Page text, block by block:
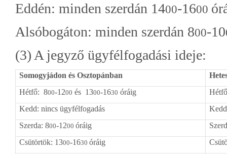
Eddén: minden szerdán 1400-1600
Alsóbogáton: minden szerdán 800-10
(3) A jegyző ügyfélfogadási ideje:
Somogyjádon és Osztopánban
Hétfő: 800-1200 és 1300-1630 óráig
Kedd: nincs ügyfélfogadás
Szerda: 800-1200 óráig
Csütörtök: 1300-1630 óráig